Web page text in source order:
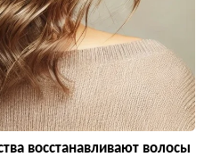
восстанавливают волосы